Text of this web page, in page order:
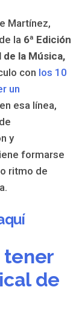
Martínez,
la 6ª Edición
la Música,
con los 10
un
esa línea,
y
formarse
ritmo de
tener
de